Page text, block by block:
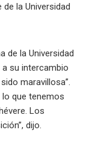
la Universidad
de la Universidad
su intercambio
maravillosa”.
lo que tenemos
Los
dijo.